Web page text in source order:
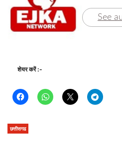
See
शेयर करें :-
छत्तीसगढ